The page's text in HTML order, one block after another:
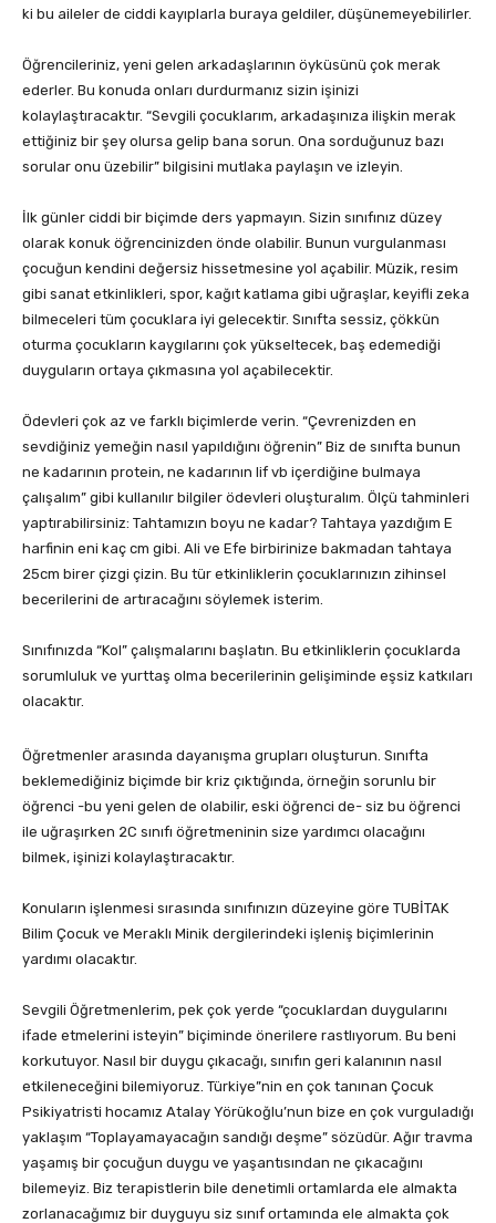
ki bu aileler de ciddi kayıplarla buraya geldiler, düşünemeyebilirler.
Öğrencileriniz, yeni gelen arkadaşlarının öyküsünü çok merak
ederler. Bu konuda onları durdurmanız sizin işinizi
kolaylaştıracaktır. “Sevgili çocuklarım, arkadaşınıza ilişkin merak
ettiğiniz bir şey olursa gelip bana sorun. Ona sorduğunuz bazı
sorular onu üzebilir” bilgisini mutlaka paylaşın ve izleyin.
İlk günler ciddi bir biçimde ders yapmayın. Sizin sınıfınız düzey
olarak konuk öğrencinizden önde olabilir. Bunun vurgulanması
çocuğun kendini değersiz hissetmesine yol açabilir. Müzik, resim
gibi sanat etkinlikleri, spor, kağıt katlama gibi uğraşlar, keyifli zeka
bilmeceleri tüm çocuklara iyi gelecektir. Sınıfta sessiz, çökkün
oturma çocukların kaygılarını çok yükseltecek, baş edemediği
duyguların ortaya çıkmasına yol açabilecektir.
Ödevleri çok az ve farklı biçimlerde verin. “Çevrenizden en
sevdiğiniz yemeğin nasıl yapıldığını öğrenin” Biz de sınıfta bunun
ne kadarının protein, ne kadarının lif vb içerdiğine bulmaya
çalışalım” gibi kullanılır bilgiler ödevleri oluşturalım. Ölçü tahminleri
yaptırabilirsiniz: Tahtamızın boyu ne kadar? Tahtaya yazdığım E
harfinin eni kaç cm gibi. Ali ve Efe birbirinize bakmadan tahtaya
25cm birer çizgi çizin. Bu tür etkinliklerin çocuklarınızın zihinsel
becerilerini de artıracağını söylemek isterim.
Sınıfınızda “Kol” çalışmalarını başlatın. Bu etkinliklerin çocuklarda
sorumluluk ve yurttaş olma becerilerinin gelişiminde eşsiz katkıları
olacaktır.
Öğretmenler arasında dayanışma grupları oluşturun. Sınıfta
beklemediğiniz biçimde bir kriz çıktığında, örneğin sorunlu bir
öğrenci -bu yeni gelen de olabilir, eski öğrenci de- siz bu öğrenci
ile uğraşırken 2C sınıfı öğretmeninin size yardımcı olacağını
bilmek, işinizi kolaylaştıracaktır.
Konuların işlenmesi sırasında sınıfınızın düzeyine göre TUBİTAK
Bilim Çocuk ve Meraklı Minik dergilerindeki işleniş biçimlerinin
yardımı olacaktır.
Sevgili Öğretmenlerim, pek çok yerde “çocuklardan duygularını
ifade etmelerini isteyin” biçiminde önerilere rastlıyorum. Bu beni
korkutuyor. Nasıl bir duygu çıkacağı, sınıfın geri kalanının nasıl
etkileneceğini bilemiyoruz. Türkiye”nin en çok tanınan Çocuk
Psikiyatristi hocamız Atalay Yörükoğlu’nun bize en çok vurguladığı
yaklaşım “Toplayamayacağın sandığı deşme” sözüdür. Ağır travma
yaşamış bir çocuğun duygu ve yaşantısından ne çıkacağını
bilemeyiz. Biz terapistlerin bile denetimli ortamlarda ele almakta
zorlanacağımız bir duyguyu siz sınıf ortamında ele almakta çok